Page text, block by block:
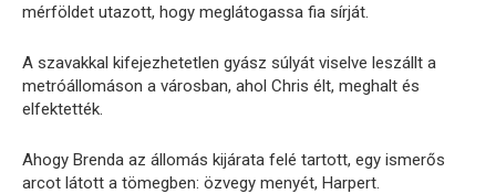
mérföldet utazott, hogy meglátogassa fia sírját.
A szavakkal kifejezhetetlen gyász súlyát viselve leszállt a
metróállomáson a városban, ahol Chris élt, meghalt és
elfektették.
Ahogy Brenda az állomás kijárata felé tartott, egy ismerős
arcot látott a tömegben: özvegy menyét, Harpert.